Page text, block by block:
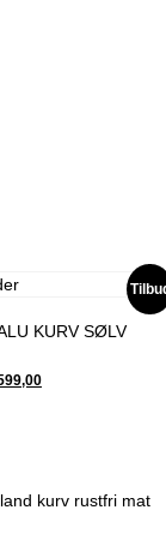
KURV SØLV
Current